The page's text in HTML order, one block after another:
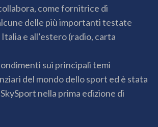
come fornitrice di
delle più importanti testate
e all’estero (radio, carta
sui principali temi
del mondo dello sport ed è stata
nella prima edizione di